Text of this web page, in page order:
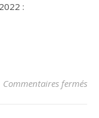
:
Commentaires fermés